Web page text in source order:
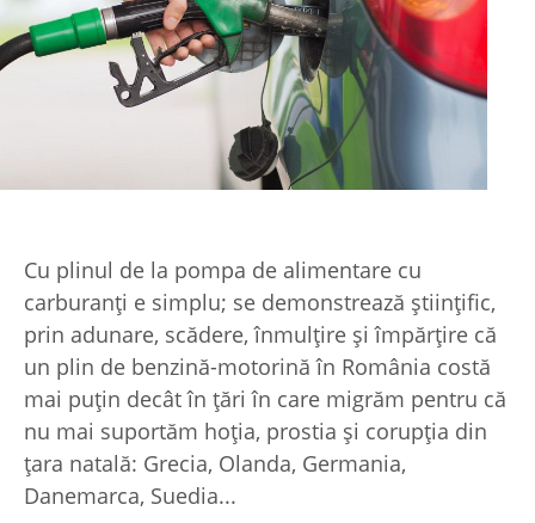
Cu plinul de la pompa de alimentare cu
carburanţi e simplu; se demonstrează ştiinţific,
prin adunare, scădere, înmulţire şi împărţire că
un plin de benzină-motorină în România costă
mai puţin decât în ţări în care migrăm pentru că
nu mai suportăm hoţia, prostia şi corupţia din
ţara natală: Grecia, Olanda, Germania,
Danemarca, Suedia...